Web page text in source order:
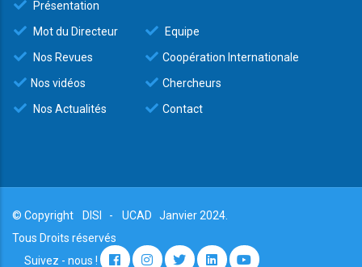
Présentation
Mot du Directeur
Nos Revues
Nos vidéos
Nos Actualités
Equipe
Coopération Internationale
Chercheurs
Contact
© Copyright DISI - UCAD
Janvier 2024.
Tous Droits réservés
Suivez - nous !